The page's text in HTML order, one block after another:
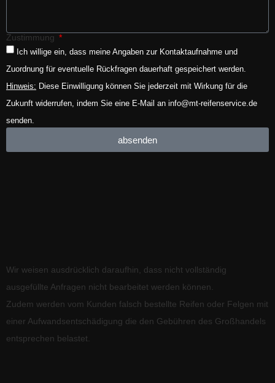
Zustimmung
Ich willige ein, dass meine Angaben zur Kontaktaufnahme und
Zuordnung für eventuelle Rückfragen dauerhaft gespeichert werden.
Hinweis: Diese Einwilligung können Sie jederzeit mit Wirkung für die
Zukunft widerrufen, indem Sie eine E-Mail an info@mt-reifenservice.de
senden.
absenden
Wir weisen ausdrücklich daraufhin, dass nicht vollständig
ausgefüllte Anfragen nicht bearbeitet werden können.
Zudem werden vom Kunden falsch bestellte Reifen oder Felgen mit
einer Aufwandsentschädigung die den Gebühren des Großhandels
entsprechen belastet.